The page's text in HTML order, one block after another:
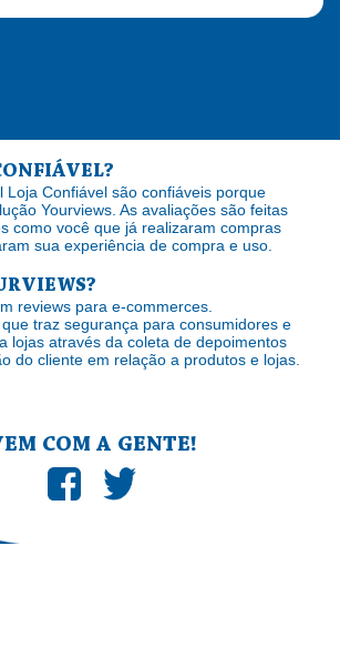
Loja Confiável são confiáveis porque
Yourviews. As avaliações são feitas
como você que já realizaram compras
sua experiência de compra e uso.
reviews para e-commerces.
traz segurança para consumidores e
lojas através da coleta de depoimentos
do cliente em relação a produtos e lojas.
COM A GENTE!